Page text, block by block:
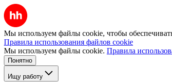
Мы используем файлы cookie, чтобы
Правила использования файлов cookie
Мы используем файлы cookie. Правила
Понятно
Ищу работу